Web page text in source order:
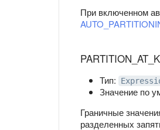
При включенном
Тип:
Значение по
Граничные
разделенных